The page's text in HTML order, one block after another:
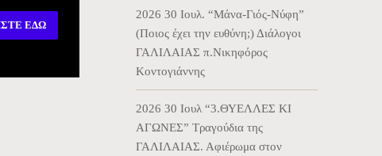
ΕΔΩ
2026 30 Ιουλ. “Μάνα-Γιός-Νύφη”
(Ποιος έχει την ευθύνη;) Διάλογοι
ΓΑΛΙΛΑΙΑΣ π.Νικηφόρος
Κοντογιάννης
2026 30 Ιουλ “3.ΘΥΕΛΛΕΣ ΚΙ
ΑΓΩΝΕΣ” Τραγούδια της
ΓΑΛΙΛΑΙΑΣ. Αφιέρωμα στον